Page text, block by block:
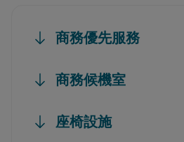
商務優先服務
商務候機室
座椅設施